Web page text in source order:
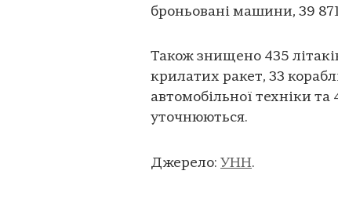
броньовані машини, 39
Також знищено 435
крилатих ракет, 33
автомобільної техніки
уточнюються.
Джерело: УНН.